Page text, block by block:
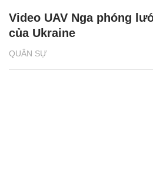
QUÂN SỰ
Video UAV Nga phóng
của Ukraine